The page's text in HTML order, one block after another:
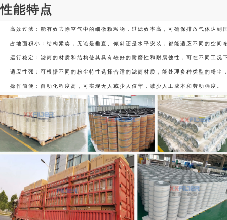
性能特点
高效过滤：能有效去除空气中的细微颗粒物，过滤效率高，可确保排放气体达到
占地面积小：结构紧凑，无论是垂直、倾斜还是水平安装，都能适应不同的空间
运行稳定：滤筒的材质和结构使其具有较好的耐磨性和耐腐蚀性，可在不同工况
适应性强：可根据不同的粉尘特性选择合适的滤筒材质，能处理多种类型的粉尘
操作简便：自动化程度高，可实现无人或少人值守，减少人工成本和劳动强度。